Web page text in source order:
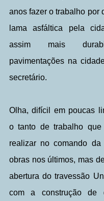
anos fazer o trabalho por
lama asfáltica pela
assim mais
pavimentações na
secretário.
Olha, difícil em poucas
o tanto de trabalho que
realizar no comando da
obras nos últimos, mas
abertura do travessão
com a construção de